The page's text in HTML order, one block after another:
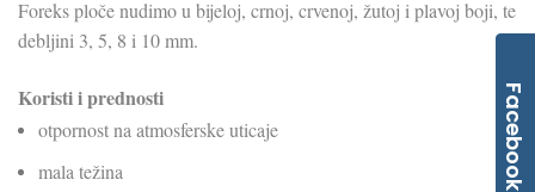
Foreks ploče nudimo u bijeloj, crnoj, crvenoj, žutoj i plavoj boji, te
debljini 3, 5, 8 i 10 mm.
Koristi i prednosti
otpornost na atmosferske uticaje
mala težina
Facebook